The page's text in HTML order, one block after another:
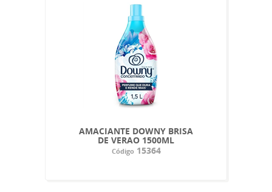
AMACIANTE DOWNY BRISA
DE VERAO 1500ML
Código15364